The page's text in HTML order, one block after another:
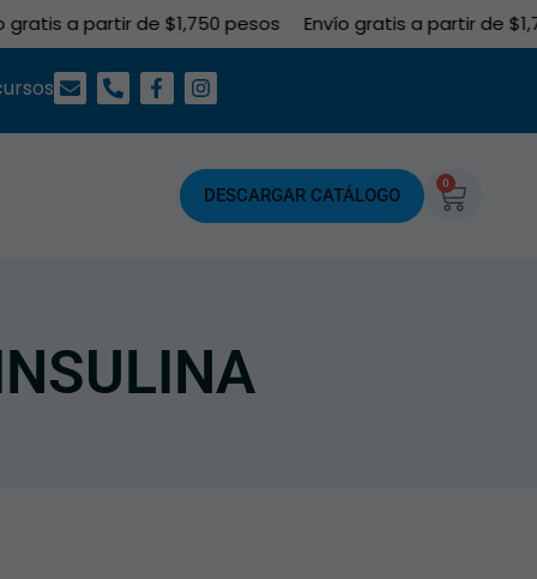
a partir de $1,750 pesos Envío gratis a partir de
DESCARGAR CATÁLOGO
0